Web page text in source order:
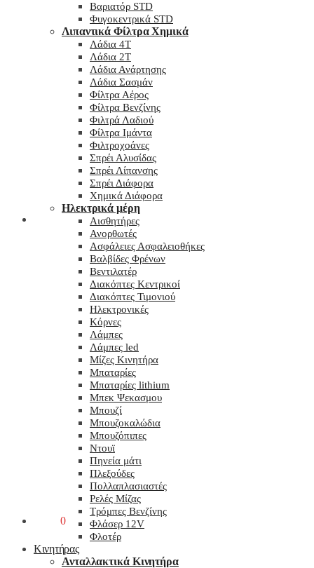
0
Βαριατόρ STD
Φυγοκεντρικά STD
Λιπαντικά Φίλτρα Χημικά
Λάδια 4T
Λάδια 2T
Λάδια Ανάρτησης
Λάδια Σασμάν
Φίλτρα Αέρος
Φίλτρα Βενζίνης
Φιλτρά Λαδιού
Φίλτρα Ιμάντα
Φιλτροχοάνες
Σπρέι Αλυσίδας
Σπρέι Λίπανσης
Σπρέι Διάφορα
Χημικά Διάφορα
Hλεκτρικά μέρη
Αισθητήρες
Ανορθωτές
Ασφάλειες Ασφαλειοθήκες
Βαλβίδες Φρένων
Βεντιλατέρ
Διακόπτες Κεντρικοί
Διακόπτες Τιμονιού
Ηλεκτρονικές
Κόρνες
Λάμπες
Λάμπες led
Μίζες Κινητήρα
Μπαταρίες
Μπαταρίες lithium
Μπεκ Ψεκασμου
Μπουζί
Μπουζοκαλώδια
Μπουζόπιπες
Ντουϊ
Πηνεία μάτι
Πλεξούδες
Πολλαπλασιαστές
Ρελές Μίζας
Τρόμπες Βενζίνης
Φλάσερ 12V
Φλοτέρ
Κινητήρας
Ανταλλακτικά Κινητήρα